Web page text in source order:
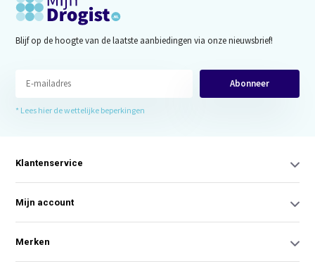
Blijf op de hoogte van de laatste aanbiedingen via onze nieuwsbrief!
Abonneer
* Lees hier de wettelijke beperkingen
Klantenservice
Mijn account
Merken